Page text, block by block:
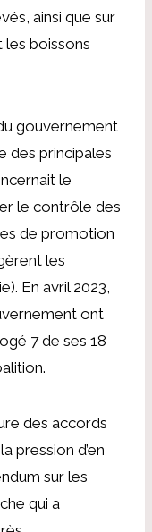
ainsi que sur
boissons
gouvernement
des principales
le
le contrôle des
de promotion
les
En avril 2023,
ont
7 de ses 18
des accords
pression d’en
sur les
qui a